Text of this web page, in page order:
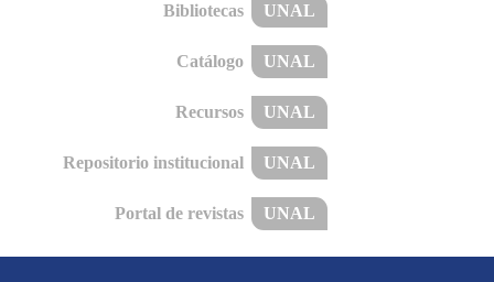
Bibliotecas UNAL
Catálogo UNAL
Recursos UNAL
Repositorio institucional UNAL
Portal de revistas UNAL